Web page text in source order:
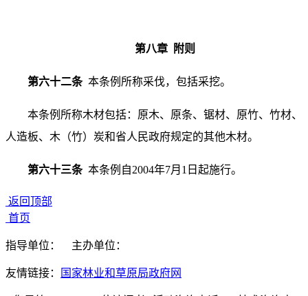
第八章 附则
第六十二条 本条例所称采伐，包括采挖。
本条例所称木材包括：原木、原条、锯材、原竹、竹材、
人造板、木（竹）炭和省人民政府规定的其他木材。
第六十三条 本条例自2004年7月1日起施行。
返回顶部
首页
指导单位： 主办单位：
友情链接： 国家林业和草原局政府网